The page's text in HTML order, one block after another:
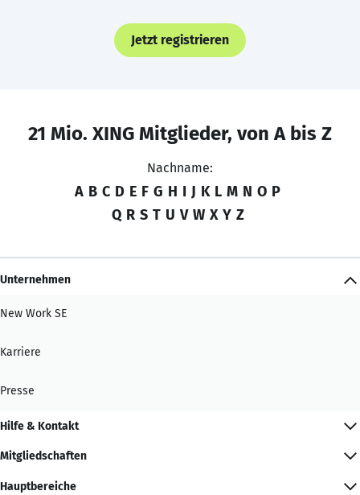
Jetzt registrieren
21 Mio. XING Mitglieder, von A bis Z
Nachname:
A B C D E F G H I J K L M N O P
Q R S T U V W X Y Z
Unternehmen
New Work SE
Karriere
Presse
Hilfe & Kontakt
Mitgliedschaften
Hauptbereiche